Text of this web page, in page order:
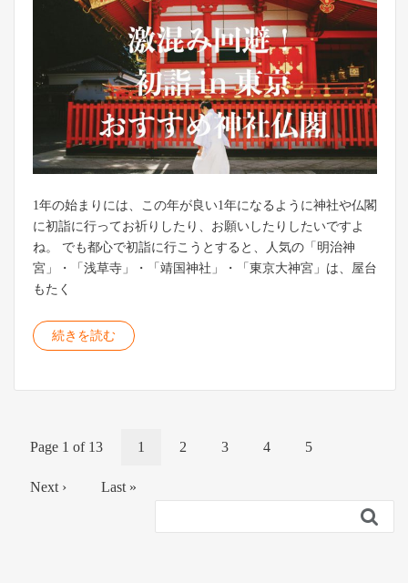
1年の始まりには、この年が良い1年になるように神社や仏閣
に初詣に行ってお祈りしたり、お願いしたりしたいですよ
ね。 でも都心で初詣に行こうとすると、人気の「明治神
宮」・「浅草寺」・「靖国神社」・「東京大神宮」は、屋台
もたく
続きを読む
Page 1 of 13 1 2 3 4 5
Next › Last »
